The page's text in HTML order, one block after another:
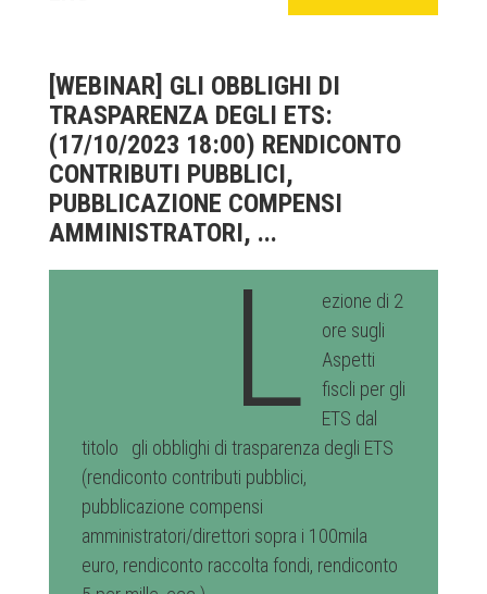
[WEBINAR] GLI OBBLIGHI DI
TRASPARENZA DEGLI ETS:
(17/10/2023 18:00) RENDICONTO
CONTRIBUTI PUBBLICI,
PUBBLICAZIONE COMPENSI
AMMINISTRATORI, ...
L
ezione di 2
ore sugli
Aspetti
fiscli per gli
ETS dal
titolo gli obblighi di trasparenza degli ETS
(rendiconto contributi pubblici,
pubblicazione compensi
amministratori/direttori sopra i 100mila
euro, rendiconto raccolta fondi, rendiconto